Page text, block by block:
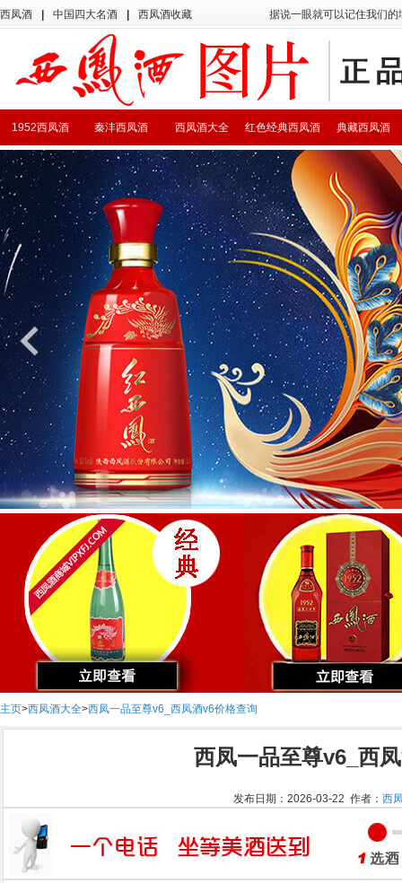
西凤酒 中国四大名酒 西凤酒收藏 据说一眼就可以记住我们
典藏西凤酒
红色经典西凤酒
西凤酒大全
秦沣西凤酒
1952西凤酒
主页>西凤酒大全>西凤一品至尊v6_西凤酒v6价格查询
西凤一品至尊v6_西
发布日期：2026-03-22 作者： 西